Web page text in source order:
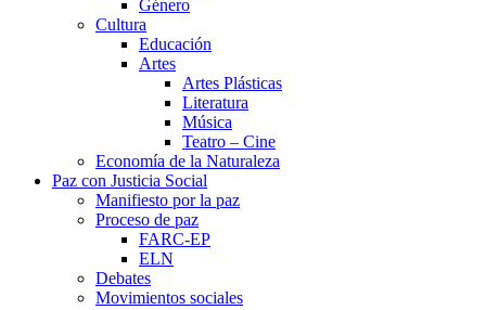
Género
Cultura
Educación
Artes
Artes Plásticas
Literatura
Música
Teatro – Cine
Economía de la Naturaleza
Paz con Justicia Social
Manifiesto por la paz
Proceso de paz
FARC-EP
ELN
Debates
Movimientos sociales